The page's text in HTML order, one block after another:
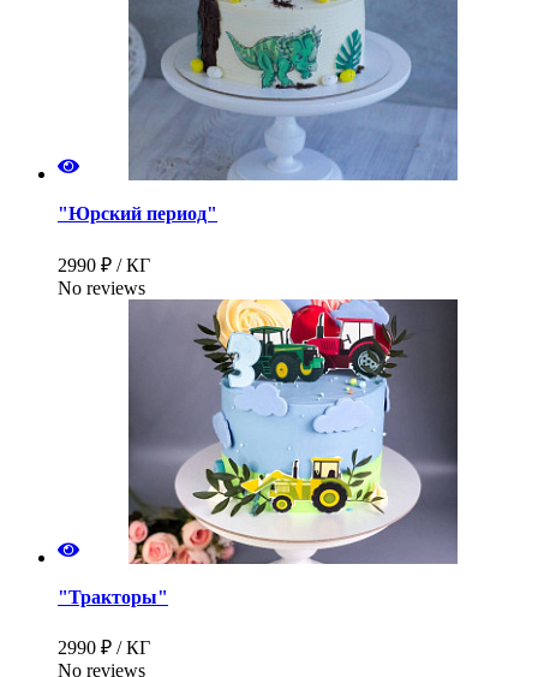
"Юрский период"
2990 ₽ / КГ
No reviews
"Тракторы"
2990 ₽ / КГ
No reviews